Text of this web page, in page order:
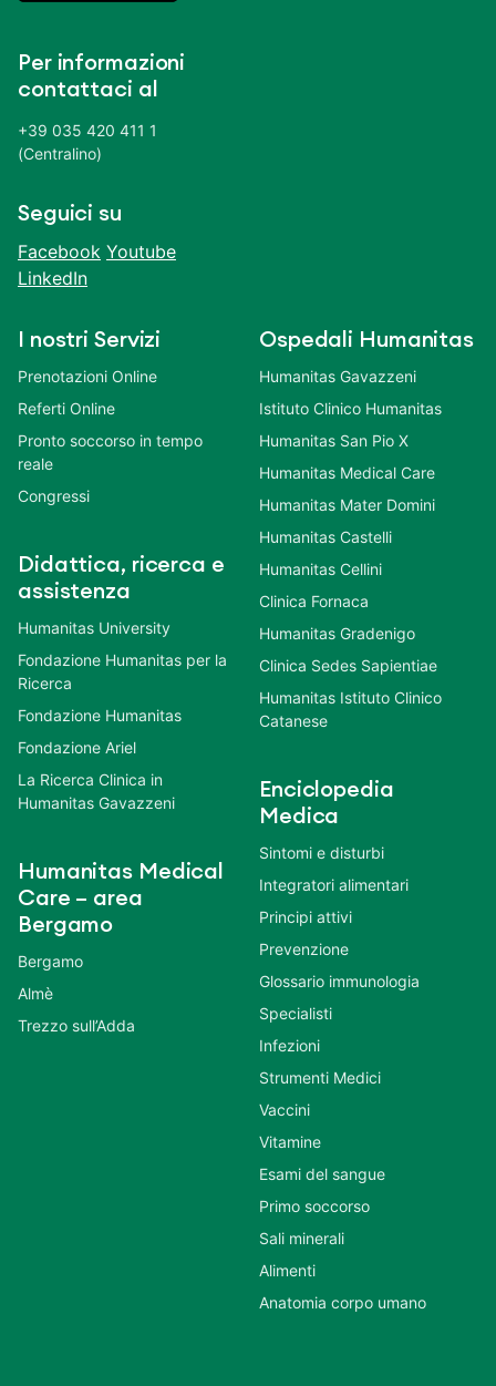
Per informazioni
contattaci al
+39 035 420 411 1
(Centralino)
Seguici su
Facebook Youtube
LinkedIn
I nostri Servizi
Prenotazioni Online
Referti Online
Pronto soccorso in tempo
reale
Congressi
Didattica, ricerca e
assistenza
Humanitas University
Fondazione Humanitas per la
Ricerca
Fondazione Humanitas
Fondazione Ariel
La Ricerca Clinica in
Humanitas Gavazzeni
Humanitas Medical
Care – area
Bergamo
Bergamo
Almè
Trezzo sull’Adda
Ospedali Humanitas
Humanitas Gavazzeni
Istituto Clinico Humanitas
Humanitas San Pio X
Humanitas Medical Care
Humanitas Mater Domini
Humanitas Castelli
Humanitas Cellini
Clinica Fornaca
Humanitas Gradenigo
Clinica Sedes Sapientiae
Humanitas Istituto Clinico
Catanese
Enciclopedia
Medica
Sintomi e disturbi
Integratori alimentari
Principi attivi
Prevenzione
Glossario immunologia
Specialisti
Infezioni
Strumenti Medici
Vaccini
Vitamine
Esami del sangue
Primo soccorso
Sali minerali
Alimenti
Anatomia corpo umano